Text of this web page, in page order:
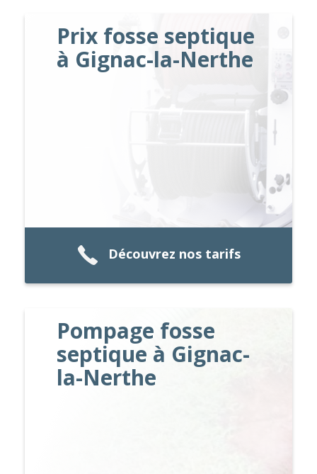
Prix fosse septique
à Gignac-la-Nerthe
Découvrez nos tarifs
Pompage fosse
septique à Gignac-
la-Nerthe